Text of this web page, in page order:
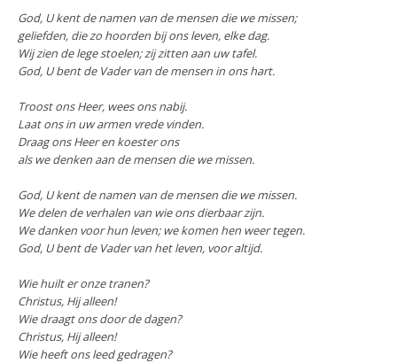
God, U kent de namen van de mensen die we missen;
geliefden, die zo hoorden bij ons leven, elke dag.
Wij zien de lege stoelen; zij zitten aan uw tafel.
God, U bent de Vader van de mensen in ons hart.
Troost ons Heer, wees ons nabij.
Laat ons in uw armen vrede vinden.
Draag ons Heer en koester ons
als we denken aan de mensen die we missen.
God, U kent de namen van de mensen die we missen.
We delen de verhalen van wie ons dierbaar zijn.
We danken voor hun leven; we komen hen weer tegen.
God, U bent de Vader van het leven, voor altijd.
Wie huilt er onze tranen?
Christus, Hij alleen!
Wie draagt ons door de dagen?
Christus, Hij alleen!
Wie heeft ons leed gedragen?